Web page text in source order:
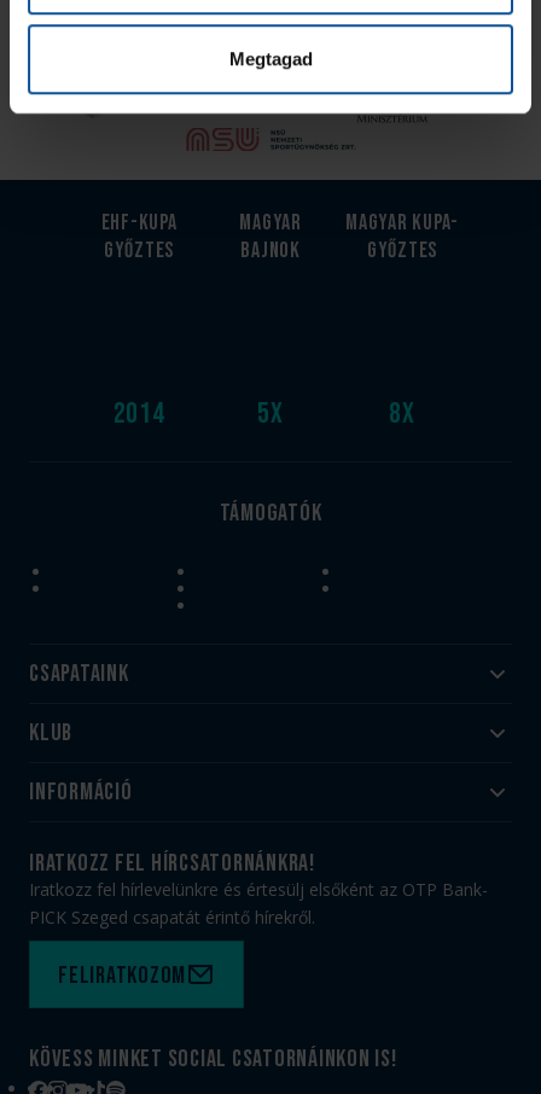
Megtagad
Az Utánpótlás kiemelt támogatója
EHF-Kupa
győztes
2014
Magyar
bajnok
5x
Magyar kupa-
győztes
8x
Támogatók
Csapataink
Felnőtt
Utánpótlás
Klub
#HandballFamily
Munkatársaink
PICK Aréna
Sajtóakkreditáció
Információ
Jegy- és bérletvásárlás
Webshop
Adatvédelem
Felhasználási feltételek
Kapcsolat
iratkozz fel hírcsatornánkra!
Iratkozz fel hírlevelünkre és értesülj elsőként az OTP Bank-
PICK Szeged csapatát érintő hírekről.
Feliratkozom
Kövess minket social csatornáinkon is!